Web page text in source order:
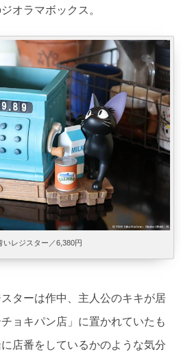
オラマボックス。
いレジスター／6,380円
ターは作中、主人公のキキが居
ョキパン店」に置かれていたも
店番をしているかのような気分